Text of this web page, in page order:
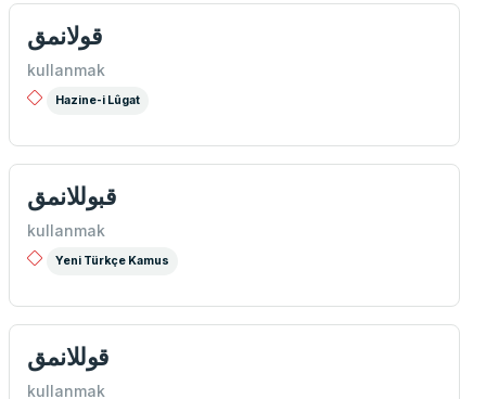
قولانمق
kullanmak
Hazine-i Lûgat
قبوللانمق
kullanmak
Yeni Türkçe Kamus
قوللانمق
kullanmak